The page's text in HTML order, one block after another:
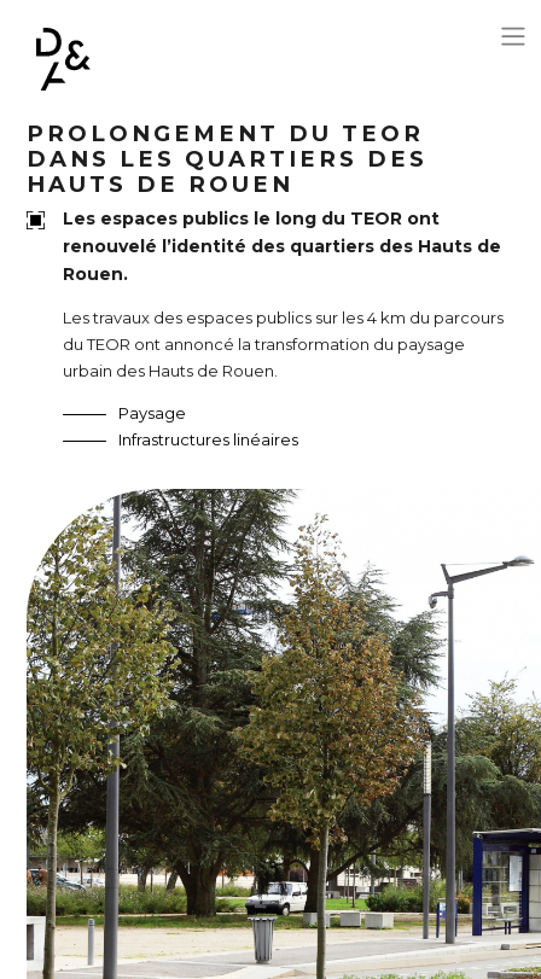
PROLONGEMENT DU TEOR
DANS LES QUARTIERS DES
HAUTS DE ROUEN
Les espaces publics le long du TEOR ont
renouvelé l’identité des quartiers des Hauts de
Rouen.
Les travaux des espaces publics sur les 4 km du parcours
du TEOR ont annoncé la transformation du paysage
urbain des Hauts de Rouen.
Paysage
Infrastructures linéaires